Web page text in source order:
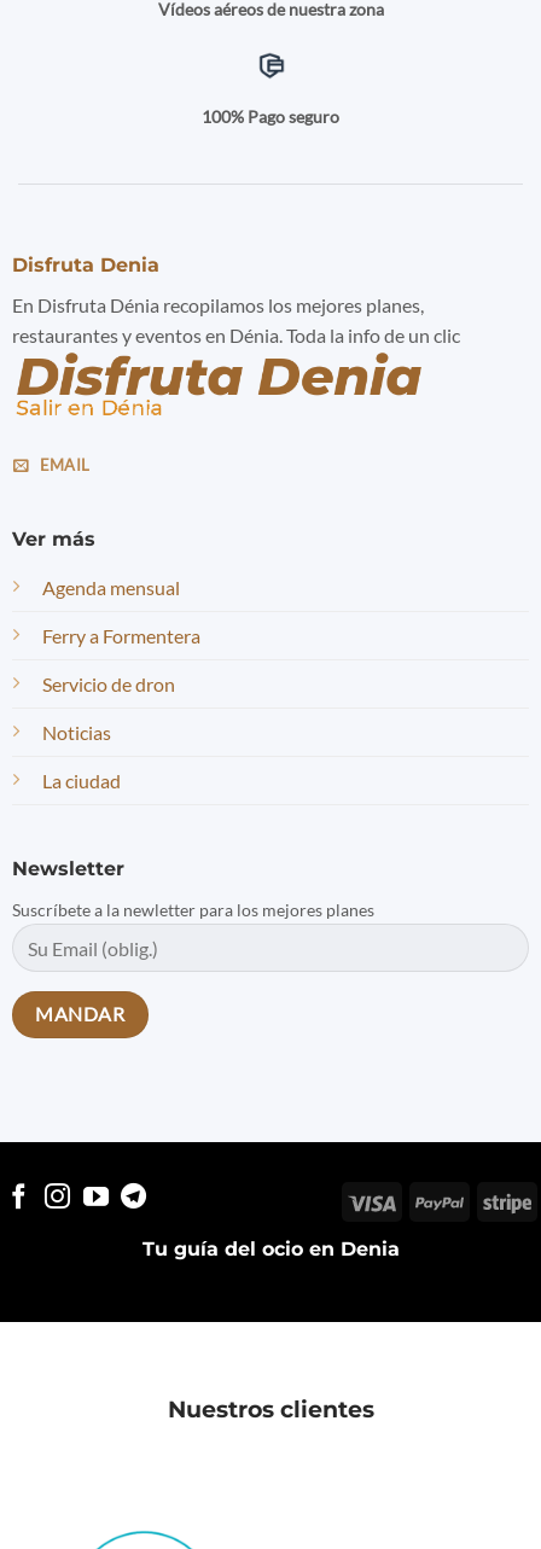
Vídeos aéreos de nuestra zona
100% Pago seguro
Disfruta Denia
En Disfruta Dénia recopilamos los mejores planes,
restaurantes y eventos en Dénia. Toda la info de un clic
EMAIL
Ver más
Agenda mensual
Ferry a Formentera
Servicio de dron
Noticias
La ciudad
Newsletter
Suscríbete a la newletter para los mejores planes
Tu guía del ocio en Denia
Visa PayPal
Nuestros clientes